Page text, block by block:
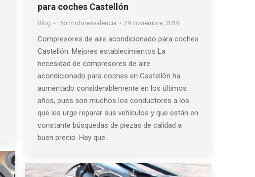
para coches Castellón
Blog Por motoresvalencia 29 noviembre, 2019
Compresores de aire acondicionado para coches
Castellón: Mejores establecimientos La
necesidad de compresores de aire
acondicionado para coches en Castellón ha
aumentado considerablemente en los últimos
años, pues son muchos los conductores a los
que les urge reparar sus vehículos y que están en
constante búsquedas de piezas de calidad a
buen precio. Hay que…